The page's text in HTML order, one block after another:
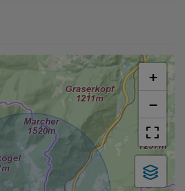
+
−